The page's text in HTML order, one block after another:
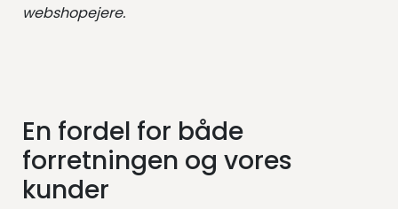
webshopejere.
En fordel for både
forretningen og vores
kunder